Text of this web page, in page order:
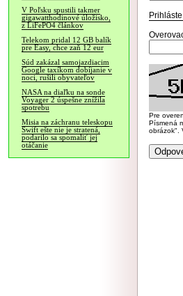
V Poľsku spustili takmer
gigawatthodinové úložisko,
z LiFePO4 článkov
Telekom pridal 12 GB balík
pre Easy, chce zaň 12 eur
Súd zakázal samojazdiacim
Google taxíkom dobíjanie v
noci, rušili obyvateľov
NASA na diaľku na sonde
Voyager 2 úspešne znížila
spotrebu
Misia na záchranu teleskopu
Swift ešte nie je stratená,
podarilo sa spomaliť jej
otáčanie
Pre
Písmená
obrázok".